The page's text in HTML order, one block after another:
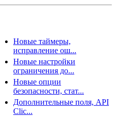
Новые таймеры,
исправление ош...
Новые настройки
ограничения до...
Новые опции
безопасности, стат...
Дополнительные поля, API
Clic...